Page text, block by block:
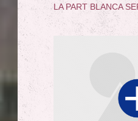
LA PART BLANCA